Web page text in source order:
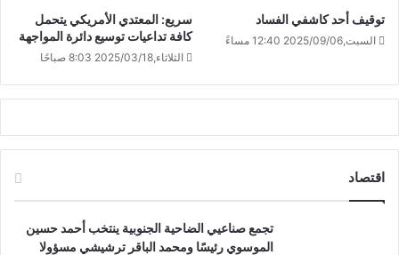
توقيف أحد كاشفي الفساد
السبت,2025/09/06 12:40 مساءً
سريع: المعتدي الأمريكي يتحمل
كافة تداعيات توسيع دائرة المواجهة
الثلاثاء,2025/03/18 8:03 صباحًا
اقتصاد
تجمع صناعيي الضاحية الجنوبية ينتخب أحمد حسين
الموسوي رئيسًا ومحمد الباقر ترشيشي مسؤولا